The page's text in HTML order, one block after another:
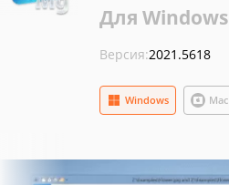
Для Windows
Версия:2021.5618
Windows